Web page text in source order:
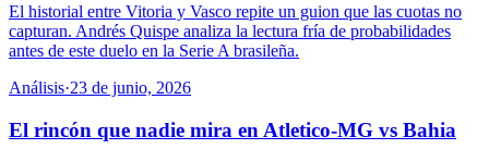
El historial entre Vitoria y Vasco repite un guion que las cuotas no
capturan. Andrés Quispe analiza la lectura fría de probabilidades
antes de este duelo en la Serie A brasileña.
Análisis·23 de junio, 2026
El rincón que nadie mira en Atletico-MG vs Bahia